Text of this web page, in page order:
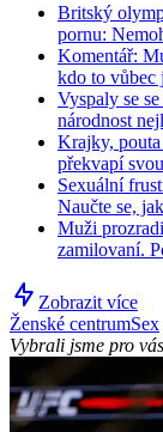
Britský
pornu:
Komentář:
kdo to vůbec
Vyspaly se
národnost
Krajky, pouta
překvapí
Sexuální
Naučte se,
Muži
zamilovaní.
Zobrazit více
Ženské centrumSex
Vybrali jsme pro vás